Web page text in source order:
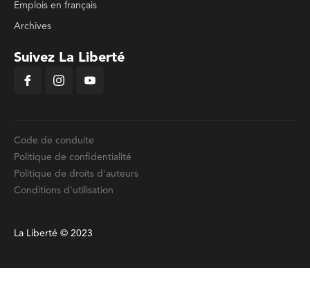
Emplois en français
Archives
Suivez La Liberté
Code de conduite
Politique de confidentialité
Politique de droits d'auteurs
Conditions d'utilisation
La Liberté © 2023